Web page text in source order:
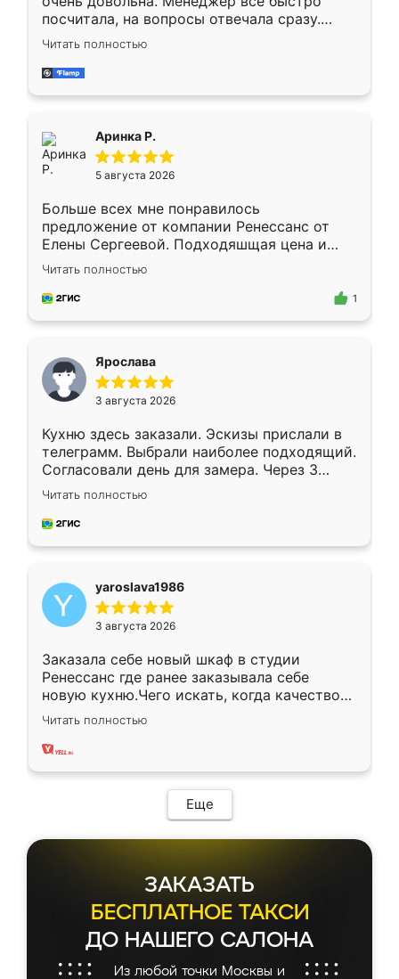
посчитала, на вопросы отвечала сразу.
Замерщик приехал в субботу, подошёл к
делу со всей ответственностью. Собрали
за день, ребята работали аккуратно, даже
Читать полностью
Аринка Р.
5 августа 2026
Больше всех мне понравилось
предложение от компании Ренессанс от
Елены Сергеевой. Подходяшщая цена и
короткие сроки изготовления. Приехавший
для замера сотрудник Владислав
предложил по моему эскизу самый
Читать полностью
1
Ярослава
3 августа 2026
Кухню здесь заказали. Эскизы прислали в
телеграмм. Выбрали наиболее подходящий.
Согласовали день для замера. Через 3
недели кухня была уже готова. Остались
довольны работой. Спасибо Ренессанс
мебель за качественную работу!
Читать полностью
yaroslava1986
3 августа 2026
Заказала себе новый шкаф в студии
Ренессанс где ранее заказывала себе
новую кухню.Чего искать, когда качеством
вполне довольна. Служит кухня уже почти
два года, нареканий нет.
Читать полностью
Еще
ЗАКАЗАТЬ
БЕСПЛАТНОЕ ТАКСИ
ДО НАШЕГО САЛОНА
Из любой точки Москвы и